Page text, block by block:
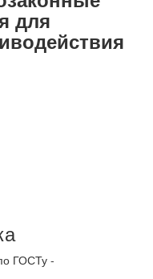
для
ГОСТу -